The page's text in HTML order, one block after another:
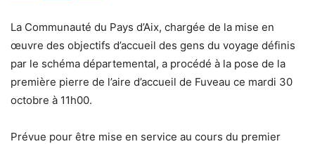
La Communauté du Pays d’Aix, chargée de la mise en
œuvre des objectifs d’accueil des gens du voyage définis
par le schéma départemental, a procédé à la pose de la
première pierre de l’aire d’accueil de Fuveau ce mardi 30
octobre à 11h00.
Prévue pour être mise en service au cours du premier